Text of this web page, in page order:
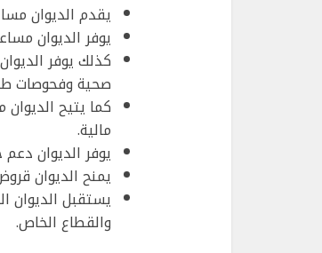
يقدم الديوان
يوفر الديوان
كذلك يوفر
صحية وفحوصات
كما يتيح
مالية.
يوفر الديوان
يمنح الديوان
يستقبل
والقطاع الخاص.